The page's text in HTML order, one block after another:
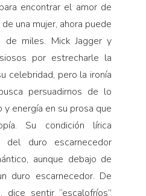
encontrar el amor de
una mujer, ahora puede
de miles. Mick Jagger y
por estrecharle la
celebridad, pero la ironía
persuadirnos de lo
y energía en su prosa que
Su condición lírica
del duro escarnecedor
aunque debajo de
duro escarnecedor. De
dice sentir “escalofríos”